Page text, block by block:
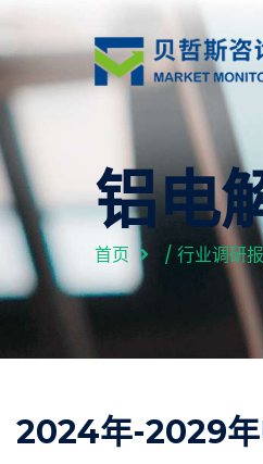
铝电
首页 / 行业调研
2024年-2029年